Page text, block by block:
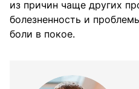
из причин чаще других
болезненность и
боли в покое.